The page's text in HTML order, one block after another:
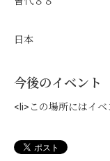
日本
今後のイベント
<li>この場所にはイ